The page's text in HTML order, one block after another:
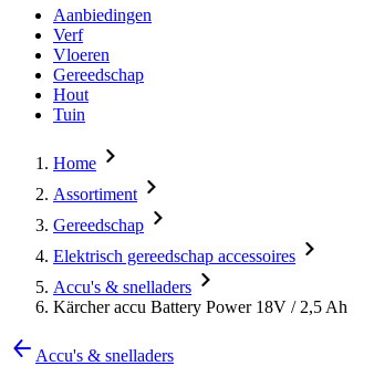
Aanbiedingen
Verf
Vloeren
Gereedschap
Hout
Tuin
Home
Assortiment
Gereedschap
Elektrisch gereedschap accessoires
Accu's & snelladers
Kärcher accu Battery Power 18V / 2,5 Ah
Accu's & snelladers